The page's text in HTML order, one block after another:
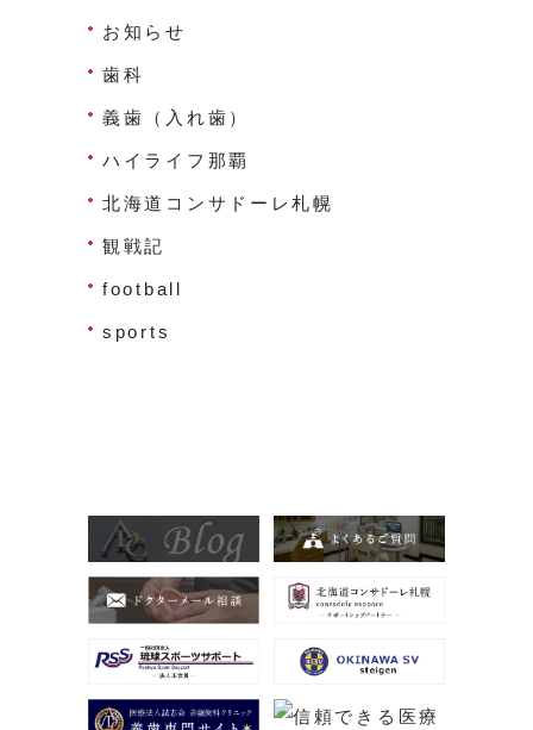
お知らせ
歯科
義歯（入れ歯）
ハイライフ那覇
北海道コンサドーレ札幌
観戦記
football
sports